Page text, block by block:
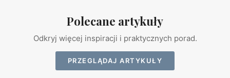
Polecane artykuły
Odkryj więcej inspiracji i praktycznych porad.
PRZEGLĄDAJ ARTYKUŁY